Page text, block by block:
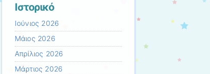
Ιστορικό
Ιούνιος 2026
Μάιος 2026
Απρίλιος 2026
Μάρτιος 2026